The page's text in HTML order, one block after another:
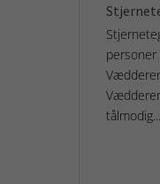
tålmodig...